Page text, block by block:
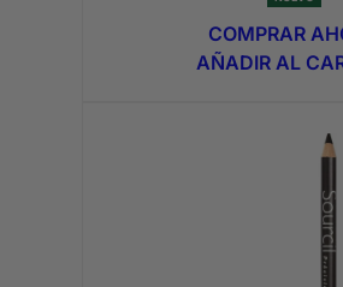
era:
COMPRAR
AÑADIR AL